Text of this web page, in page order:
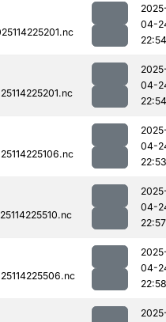
04-
22:54
04-
22:54
04-
22:53
04-
22:57
04-
22:58